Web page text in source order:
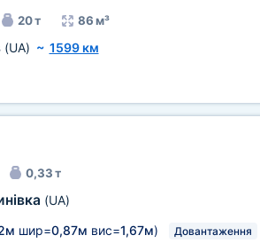
20 т 86 м³
(UA) ~ 1599 км
0,33 т
(UA)
шир=0,87м вис=1,67м) Довантаження